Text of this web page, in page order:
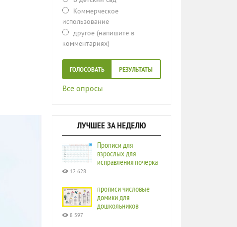
Коммерческое
использование
другое (напишите в
комментариях)
ГОЛОСОВАТЬ РЕЗУЛЬТАТЫ
Все опросы
ЛУЧШЕЕ ЗА НЕДЕЛЮ
Прописи для
взрослых для
исправления почерка
12 628
прописи числовые
домики для
дошкольников
8 597